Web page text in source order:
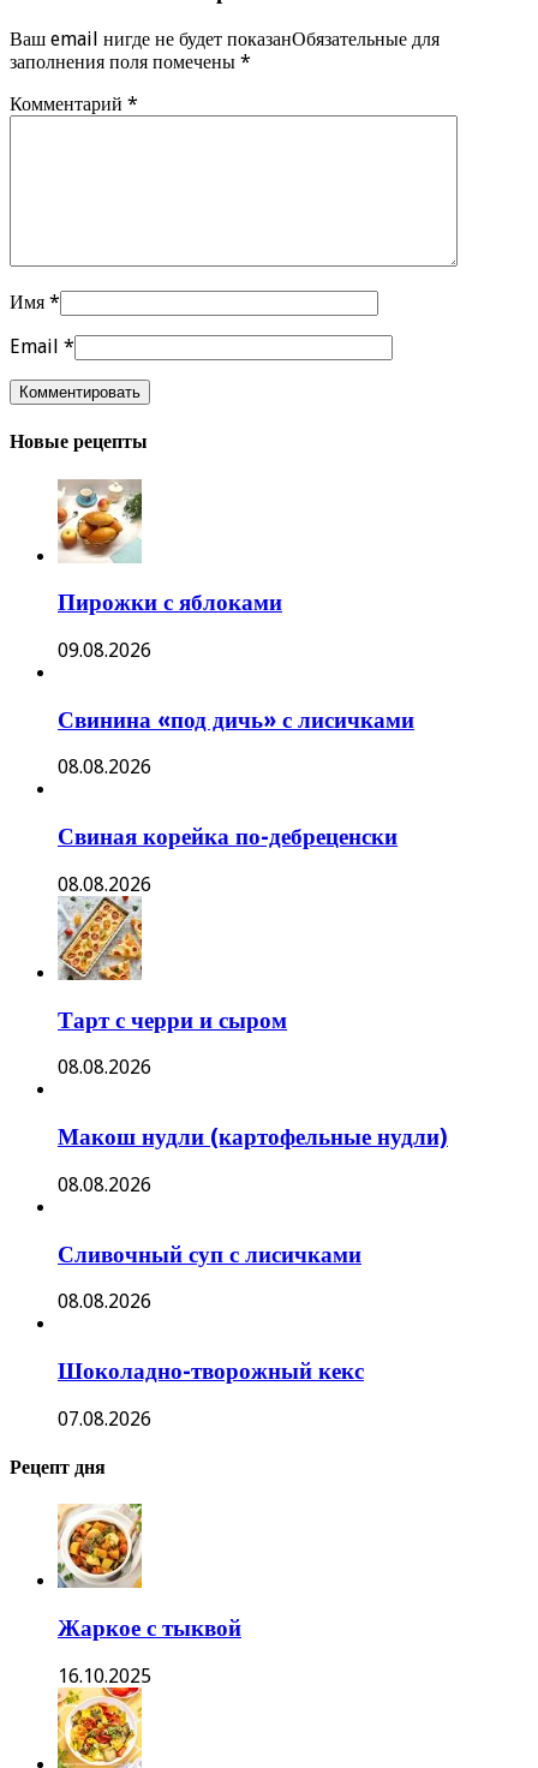
Ваш email нигде не будет показанОбязательные для
заполнения поля помечены *
Комментарий *
Имя *
Email *
Новые рецепты
Пирожки с яблоками
09.08.2026
Свинина «под дичь» с лисичками
08.08.2026
Свиная корейка по-дебреценски
08.08.2026
Тарт с черри и сыром
08.08.2026
Макош нудли (картофельные нудли)
08.08.2026
Сливочный суп с лисичками
08.08.2026
Шоколадно-творожный кекс
07.08.2026
Рецепт дня
Жаркое с тыквой
16.10.2025